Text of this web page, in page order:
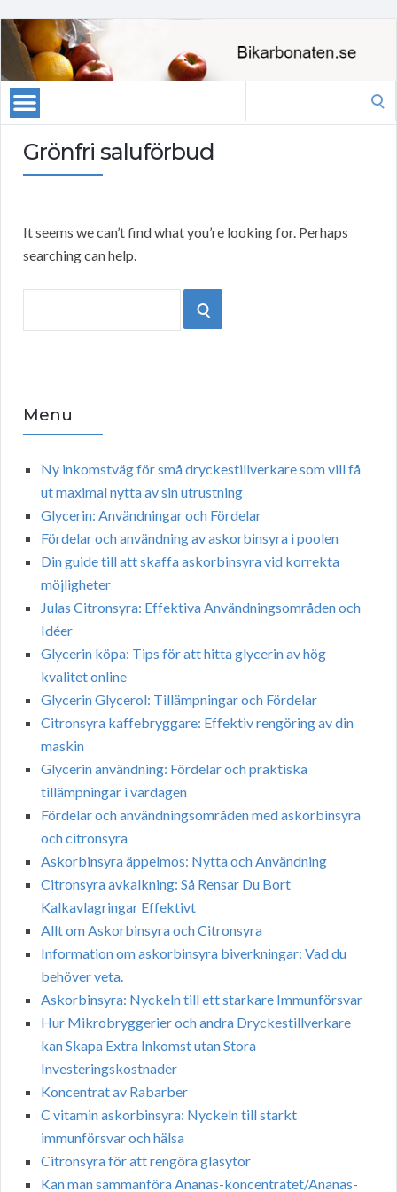
Grönfri saluförbud
It seems we can’t find what you’re looking for. Perhaps
searching can help.
SEARCH
Menu
Ny inkomstväg för små dryckestillverkare som vill få
ut maximal nytta av sin utrustning
Glycerin: Användningar och Fördelar
Fördelar och användning av askorbinsyra i poolen
Din guide till att skaffa askorbinsyra vid korrekta
möjligheter
Julas Citronsyra: Effektiva Användningsområden och
Idéer
Glycerin köpa: Tips för att hitta glycerin av hög
kvalitet online
Glycerin Glycerol: Tillämpningar och Fördelar
Citronsyra kaffebryggare: Effektiv rengöring av din
maskin
Glycerin användning: Fördelar och praktiska
tillämpningar i vardagen
Fördelar och användningsområden med askorbinsyra
och citronsyra
Askorbinsyra äppelmos: Nytta och Användning
Citronsyra avkalkning: Så Rensar Du Bort
Kalkavlagringar Effektivt
Allt om Askorbinsyra och Citronsyra
Information om askorbinsyra biverkningar: Vad du
behöver veta.
Askorbinsyra: Nyckeln till ett starkare Immunförsvar
Hur Mikrobryggerier och andra Dryckestillverkare
kan Skapa Extra Inkomst utan Stora
Investeringskostnader
Koncentrat av Rabarber
C vitamin askorbinsyra: Nyckeln till starkt
immunförsvar och hälsa
Citronsyra för att rengöra glasytor
Kan man sammanföra Ananas-koncentratet/Ananas-